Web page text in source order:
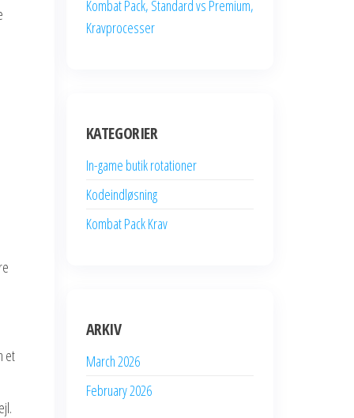
et
Kombat Pack, Standard vs Premium,
Kravprocesser
KATEGORIER
In-game butik rotationer
Kodeindløsning
Kombat Pack Krav
ARKIV
March 2026
February 2026